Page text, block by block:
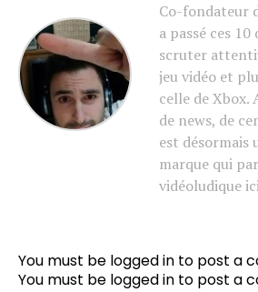
Co-fondateur
a passé ces
scruter
jeu vidéo et
celle de Xbox.
de news, de
est désormais
marque qui
vidéoludique
You must be logged in to post a
You must be logged in to post a